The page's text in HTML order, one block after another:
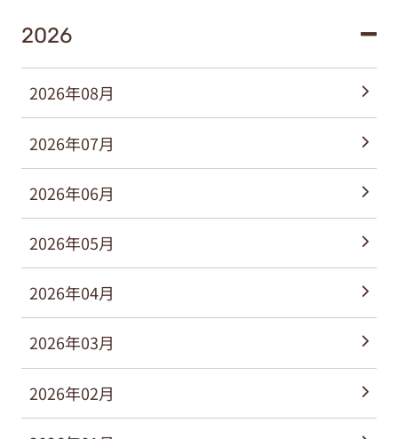
2026
2026年08月
2026年07月
2026年06月
2026年05月
2026年04月
2026年03月
2026年02月